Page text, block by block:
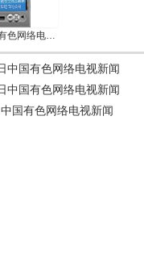
2026年2月27日中国有色网络电视新闻
中国有色网络电视新闻
中国有色网络电视新闻
国有色网络电视新闻